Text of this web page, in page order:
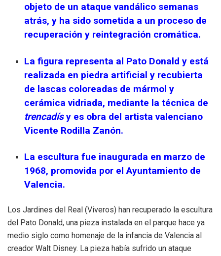
objeto de un ataque vandálico semanas
atrás, y ha sido sometida a un proceso de
recuperación y reintegración cromática.
La figura representa al Pato Donald y está
realizada en piedra artificial y recubierta
de lascas coloreadas de mármol y
cerámica vidriada, mediante la técnica de
trencadísy es obra del artista valenciano
Vicente Rodilla Zanón.
La escultura fue inaugurada en marzo de
1968, promovida por el Ayuntamiento de
Valencia.
Los Jardines del Real (Viveros) han recuperado la escultura
del Pato Donald, una pieza instalada en el parque hace ya
medio siglo como homenaje de la infancia de Valencia al
creador Walt Disney. La pieza había sufrido un ataque